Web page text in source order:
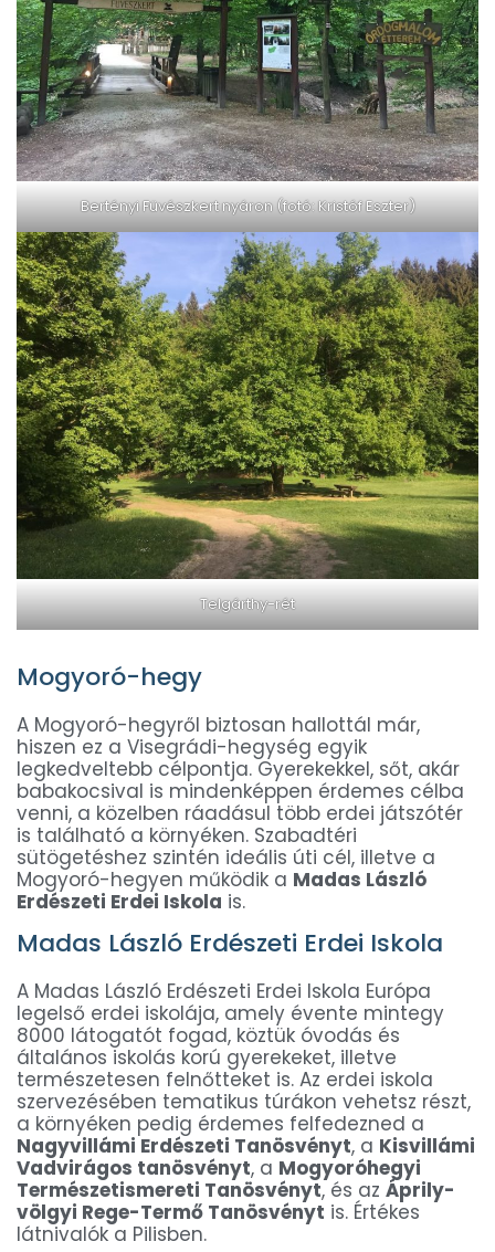
Bertényi Füvészkert nyáron (fotó: Kristóf Eszter)
Telgárthy-rét
Mogyoró-hegy
A Mogyoró-hegyről biztosan hallottál már,
hiszen ez a Visegrádi-hegység egyik
legkedveltebb célpontja. Gyerekekkel, sőt, akár
babakocsival is mindenképpen érdemes célba
venni, a közelben ráadásul több erdei játszótér
is található a környéken. Szabadtéri
sütögetéshez szintén ideális úti cél, illetve a
Mogyoró-hegyen működik a Madas László
Erdészeti Erdei Iskola is.
Madas László Erdészeti Erdei Iskola
A Madas László Erdészeti Erdei Iskola Európa
legelső erdei iskolája, amely évente mintegy
8000 látogatót fogad, köztük óvodás és
általános iskolás korú gyerekeket, illetve
természetesen felnőtteket is. Az erdei iskola
szervezésében tematikus túrákon vehetsz részt,
a környéken pedig érdemes felfedezned a
Nagyvillámi Erdészeti Tanösvényt, a Kisvillámi
Vadvirágos tanösvényt, a Mogyoróhegyi
Természetismereti Tanösvényt, és az Áprily-
völgyi Rege-Termő Tanösvényt is. Értékes
látnivalók a Pilisben.